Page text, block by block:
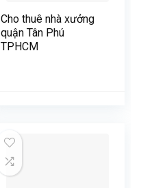
Cho thuê nhà xưởng
quận Tân Phú
TPHCM